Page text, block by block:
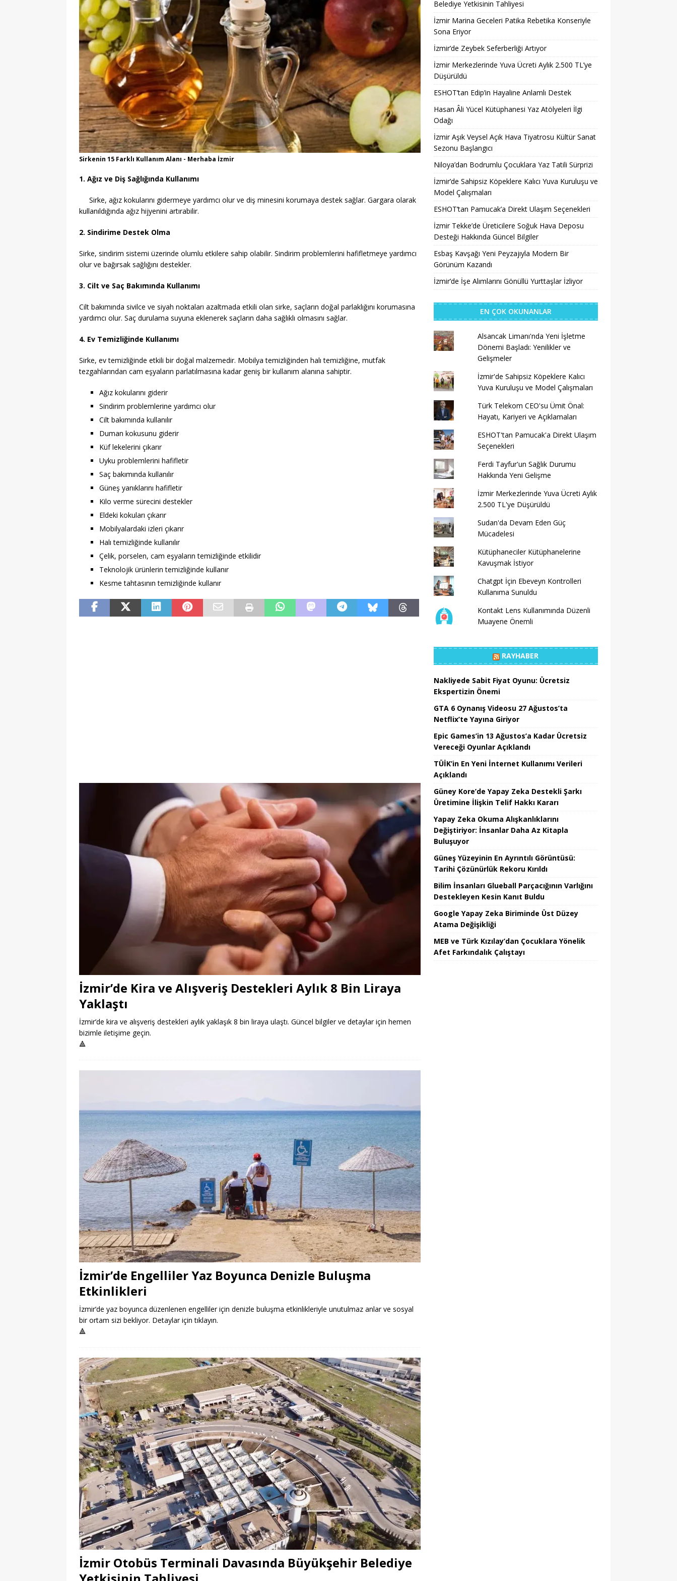
Sirkenin 15 Farklı Kullanım Alanı - Merhaba İzmir
1. Ağız ve Diş Sağlığında Kullanımı
Sirke, ağız kokularını gidermeye yardımcı olur ve diş minesini korumaya destek sağlar. Gargara olarak
kullanıldığında ağız hijyenini artırabilir.
2. Sindirime Destek Olma
Sirke, sindirim sistemi üzerinde olumlu etkilere sahip olabilir. Sindirim problemlerini hafifletmeye yardımcı
olur ve bağırsak sağlığını destekler.
3. Cilt ve Saç Bakımında Kullanımı
Cilt bakımında sivilce ve siyah noktaları azaltmada etkili olan sirke, saçların doğal parlaklığını korumasına
yardımcı olur. Saç durulama suyuna eklenerek saçların daha sağlıklı olmasını sağlar.
4. Ev Temizliğinde Kullanımı
Sirke, ev temizliğinde etkili bir doğal malzemedir. Mobilya temizliğinden halı temizliğine, mutfak
tezgahlarından cam eşyaların parlatılmasına kadar geniş bir kullanım alanına sahiptir.
Ağız kokularını giderir
Sindirim problemlerine yardımcı olur
Cilt bakımında kullanılır
Duman kokusunu giderir
Küf lekelerini çıkarır
Uyku problemlerini hafifletir
Saç bakımında kullanılır
Güneş yanıklarını hafifletir
Kilo verme sürecini destekler
Eldeki kokuları çıkarır
Mobilyalardaki izleri çıkarır
Halı temizliğinde kullanılır
Çelik, porselen, cam eşyaların temizliğinde etkilidir
Teknolojik ürünlerin temizliğinde kullanır
Kesme tahtasının temizliğinde kullanır
İzmir’de Kira ve Alışveriş Destekleri Aylık 8 Bin Liraya
Yaklaştı
İzmir’de kira ve alışveriş destekleri aylık yaklaşık 8 bin liraya ulaştı. Güncel bilgiler ve detaylar için hemen
bizimle iletişime geçin.
🔺
İzmir’de Engelliler Yaz Boyunca Denizle Buluşma
Etkinlikleri
İzmir’de yaz boyunca düzenlenen engelliler için denizle buluşma etkinlikleriyle unutulmaz anlar ve sosyal
bir ortam sizi bekliyor. Detaylar için tıklayın.
🔺
İzmir Otobüs Terminali Davasında Büyükşehir Belediye
Belediye Yetkisinin Tahliyesi
İzmir Marina Geceleri Patika Rebetika Konseriyle
Sona Eriyor
İzmir’de Zeybek Seferberliği Artıyor
İzmir Merkezlerinde Yuva Ücreti Aylık 2.500 TL’ye
Düşürüldü
ESHOT’tan Edip’in Hayaline Anlamlı Destek
Hasan Âli Yücel Kütüphanesi Yaz Atölyeleri İlgi
Odağı
İzmir Aşık Veysel Açık Hava Tiyatrosu Kültür Sanat
Sezonu Başlangıcı
Niloya’dan Bodrumlu Çocuklara Yaz Tatili Sürprizi
İzmir’de Sahipsiz Köpeklere Kalıcı Yuva Kuruluşu ve
Model Çalışmaları
ESHOT’tan Pamucak’a Direkt Ulaşım Seçenekleri
İzmir Tekke’de Üreticilere Soğuk Hava Deposu
Desteği Hakkında Güncel Bilgiler
Esbaş Kavşağı Yeni Peyzajıyla Modern Bir
Görünüm Kazandı
İzmir’de İşe Alımlarını Gönüllü Yurttaşlar İzliyor
EN ÇOK OKUNANLAR
Alsancak Limanı'nda Yeni İşletme
Dönemi Başladı: Yenilikler ve
Gelişmeler
İzmir'de Sahipsiz Köpeklere Kalıcı
Yuva Kuruluşu ve Model Çalışmaları
Türk Telekom CEO'su Ümit Önal:
Hayatı, Kariyeri ve Açıklamaları
ESHOT'tan Pamucak'a Direkt Ulaşım
Seçenekleri
Ferdi Tayfur'un Sağlık Durumu
Hakkında Yeni Gelişme
İzmir Merkezlerinde Yuva Ücreti Aylık
2.500 TL'ye Düşürüldü
Sudan'da Devam Eden Güç
Mücadelesi
Kütüphaneciler Kütüphanelerine
Kavuşmak İstiyor
Chatgpt İçin Ebeveyn Kontrolleri
Kullanıma Sunuldu
Kontakt Lens Kullanımında Düzenli
Muayene Önemli
RAYHABER
Nakliyede Sabit Fiyat Oyunu: Ücretsiz
Ekspertizin Önemi
GTA 6 Oynanış Videosu 27 Ağustos’ta
Netflix’te Yayına Giriyor
Epic Games’in 13 Ağustos’a Kadar Ücretsiz
Vereceği Oyunlar Açıklandı
TÜİK’in En Yeni İnternet Kullanımı Verileri
Açıklandı
Güney Kore’de Yapay Zeka Destekli Şarkı
Üretimine İlişkin Telif Hakkı Kararı
Yapay Zeka Okuma Alışkanlıklarını
Değiştiriyor: İnsanlar Daha Az Kitapla
Buluşuyor
Güneş Yüzeyinin En Ayrıntılı Görüntüsü:
Tarihi Çözünürlük Rekoru Kırıldı
Bilim İnsanları Glueball Parçacığının Varlığını
Destekleyen Kesin Kanıt Buldu
Google Yapay Zeka Biriminde Üst Düzey
Atama Değişikliği
MEB ve Türk Kızılay’dan Çocuklara Yönelik
Afet Farkındalık Çalıştayı